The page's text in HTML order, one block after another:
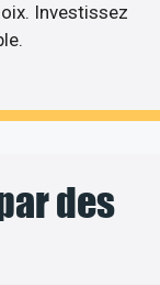
Investissez
des